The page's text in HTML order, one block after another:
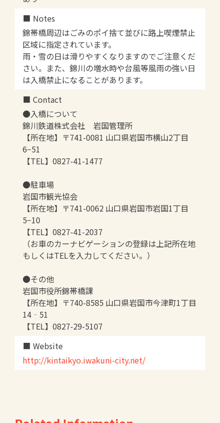
Notes
錦帯橋周辺はごみのポイ捨て並びに路上喫煙禁止
区域に指定されています。
雨・雪の日は滑りやすくなりますのでご注意くだ
さい。また、錦川の増水時や台風等風雨の強い日
は入橋禁止になることがあります。
Contact
●入橋について
錦川鉄道株式会社 岩国管理所
【所在地】〒741-0081 山口県岩国市横山2丁目
6−51
【TEL】0827-41-1477
●駐車場
岩国市観光協会
【所在地】〒741-0062 山口県岩国市岩国1丁目
5−10
【TEL】0827-41-2037
（お車のカーナビゲーションの登録は上記所在地
もしくはTELを入力してください。）
●その他
岩国市役所錦帯橋課
【所在地】〒740-8585 山口県岩国市今津町1丁目
14‐51
【TEL】0827-29-5107
Website
http://kintaikyo.iwakuni-city.net/